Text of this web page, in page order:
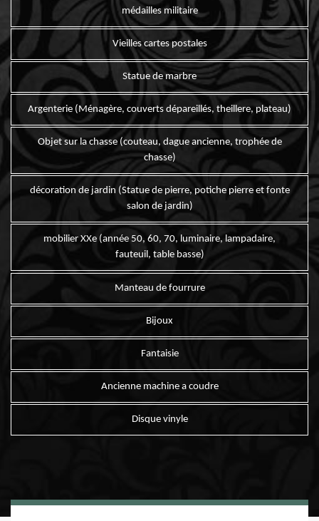
médailles militaire
Vieilles cartes postales
Statue de marbre
Argenterie (Ménagère, couverts dépareillés, theillere, plateau)
Objet sur la chasse (couteau, dague ancienne, trophée de
chasse)
décoration de jardin (Statue de pierre, potiche pierre et fonte
salon de jardin)
mobilier XXe (année 50, 60, 70, luminaire, lampadaire,
fauteuil, table basse)
Manteau de fourrure
Bijoux
Fantaisie
Ancienne machine a coudre
Disque vinyle